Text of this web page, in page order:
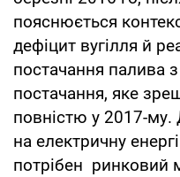
пояснюється
дефіцит вугілля й
постачання палива
постачання, яке
повністю у 2017-
на електричну
потрібен ринковий